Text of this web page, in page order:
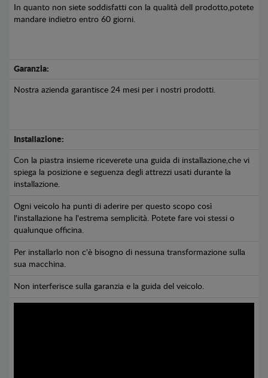
In quanto non siete soddisfatti con la qualità dell prodotto,potete
mandare indietro entro 60 giorni.
Garanzia:
Nostra azienda garantisce 24 mesi per i nostri prodotti.
Installazione:
Con la piastra insieme riceverete una guida di installazione,che vi
spiega la posizione e seguenza degli attrezzi usati durante la
installazione.
Ogni veicolo ha punti di aderire per questo scopo così
l'installazione ha l'estrema semplicità. Potete fare voi stessi o
qualunque officina.
Per installarlo non c'è bisogno di nessuna transformazione sulla
sua macchina.
Non interferisce sulla garanzia e la guida del veicolo.